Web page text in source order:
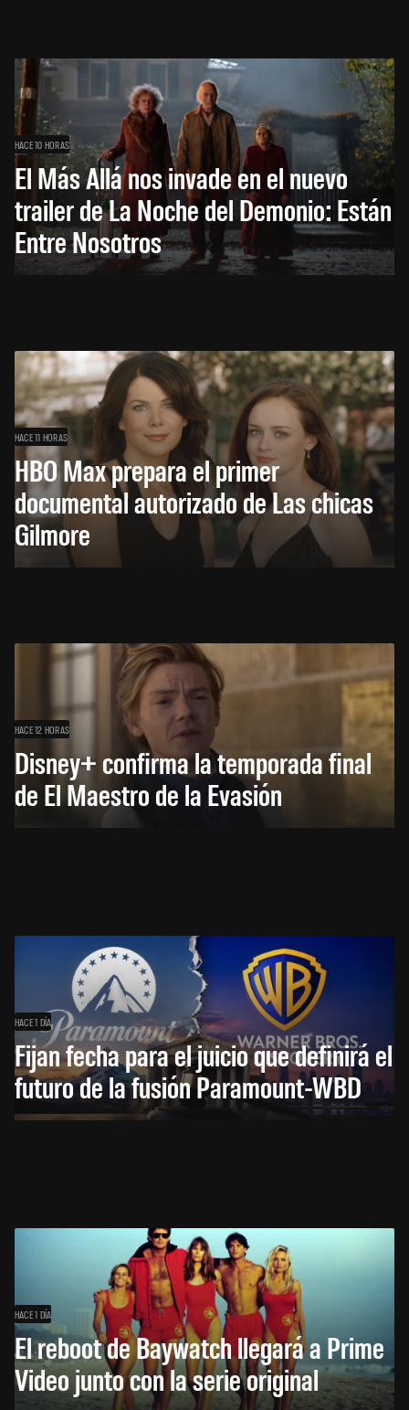
HACE 10 HORAS
El Más Allá nos invade en el nuevo
trailer de La Noche del Demonio: Están
Entre Nosotros
HACE 11 HORAS
HBO Max prepara el primer
documental autorizado de Las chicas
Gilmore
HACE 12 HORAS
Disney+ confirma la temporada final
de El Maestro de la Evasión
HACE 1 DÍA
Fijan fecha para el juicio que definirá el
futuro de la fusión Paramount-WBD
HACE 1 DÍA
El reboot de Baywatch llegará a Prime
Video junto con la serie original